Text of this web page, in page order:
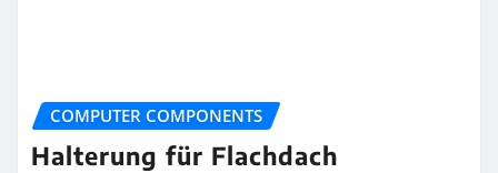
COMPUTER COMPONENTS
Halterung für Flachdach